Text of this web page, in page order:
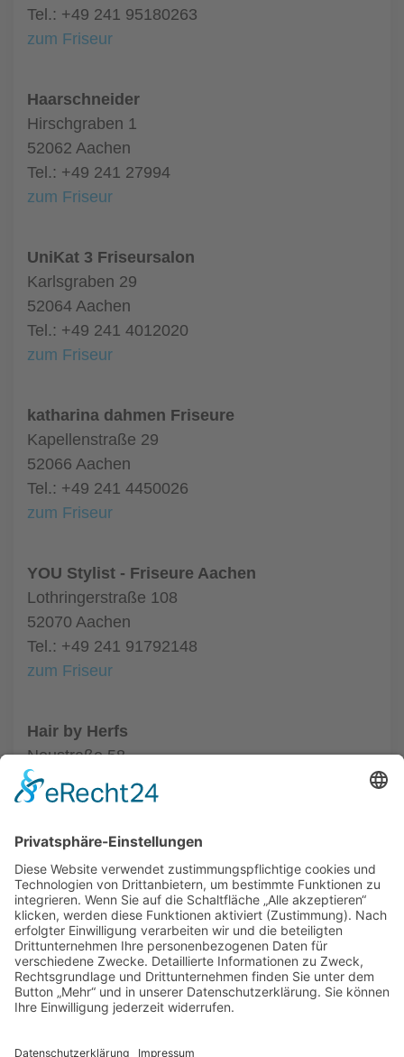
Tel.: +49 241 95180263
zum Friseur
Haarschneider
Hirschgraben 1
52062 Aachen
Tel.: +49 241 27994
zum Friseur
UniKat 3 Friseursalon
Karlsgraben 29
52064 Aachen
Tel.: +49 241 4012020
zum Friseur
katharina dahmen Friseure
Kapellenstraße 29
52066 Aachen
Tel.: +49 241 4450026
zum Friseur
YOU Stylist - Friseure Aachen
Lothringerstraße 108
52070 Aachen
Tel.: +49 241 91792148
zum Friseur
Hair by Herfs
Neustraße 58
52066 Aachen
Tel.: +49 241 63342
ALLGEMEIN
FRISEURE